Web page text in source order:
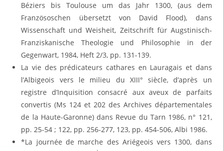
Béziers bis Toulouse um das Jahr 1300, (aus dem
Französoschen übersetzt von David Flood), dans
Wissenschaft und Weisheit, Zeitschrift für Augstinisch-
Franziskanische Theologie und Philosophie in der
Gegenwart, 1984, Heft 2/3, pp. 131-139.
La vie des prédicateurs cathares en Lauragais et dans
l’Albigeois vers le milieu du XIII° siècle, d’après un
registre d’Inquisition consacré aux aveux de parfaits
convertis (Ms 124 et 202 des Archives départementales
de la Haute-Garonne) dans Revue du Tarn 1986, n° 121,
pp. 25-54 ; 122, pp. 256-277, 123, pp. 454-506, Albi 1986.
*La journée de marche des Ariégeois vers 1300, dans